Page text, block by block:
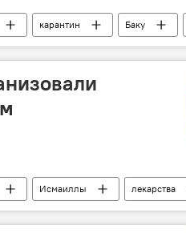
карантин Баку
Исмаиллы
лекарства